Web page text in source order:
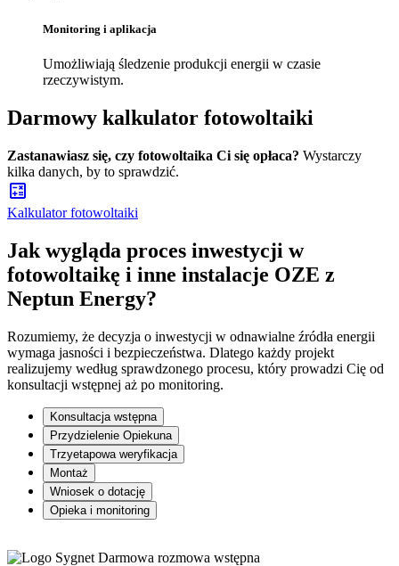
Monitoring i aplikacja
Umożliwiają śledzenie produkcji energii w czasie
rzeczywistym.
Darmowy kalkulator fotowoltaiki
Zastanawiasz się, czy fotowoltaika Ci się opłaca? Wystarczy
kilka danych, by to sprawdzić.
Kalkulator fotowoltaiki
Jak wygląda proces inwestycji w
fotowoltaikę i inne instalacje OZE z
Neptun Energy?
Rozumiemy, że decyzja o inwestycji w odnawialne źródła energii
wymaga jasności i bezpieczeństwa. Dlatego każdy projekt
realizujemy według sprawdzonego procesu, który prowadzi Cię od
konsultacji wstępnej aż po monitoring.
Konsultacja wstępna
Przydzielenie Opiekuna
Trzyetapowa weryfikacja
Montaż
Wniosek o dotację
Opieka i monitoring
Darmowa rozmowa wstępna